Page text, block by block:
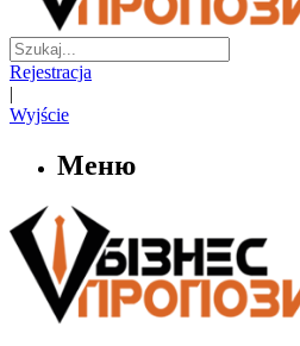
Rejestracja
|
Wyjście
Меню